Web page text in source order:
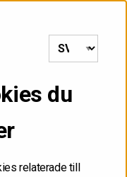
du
relaterade till
MENY
kreditbetyg